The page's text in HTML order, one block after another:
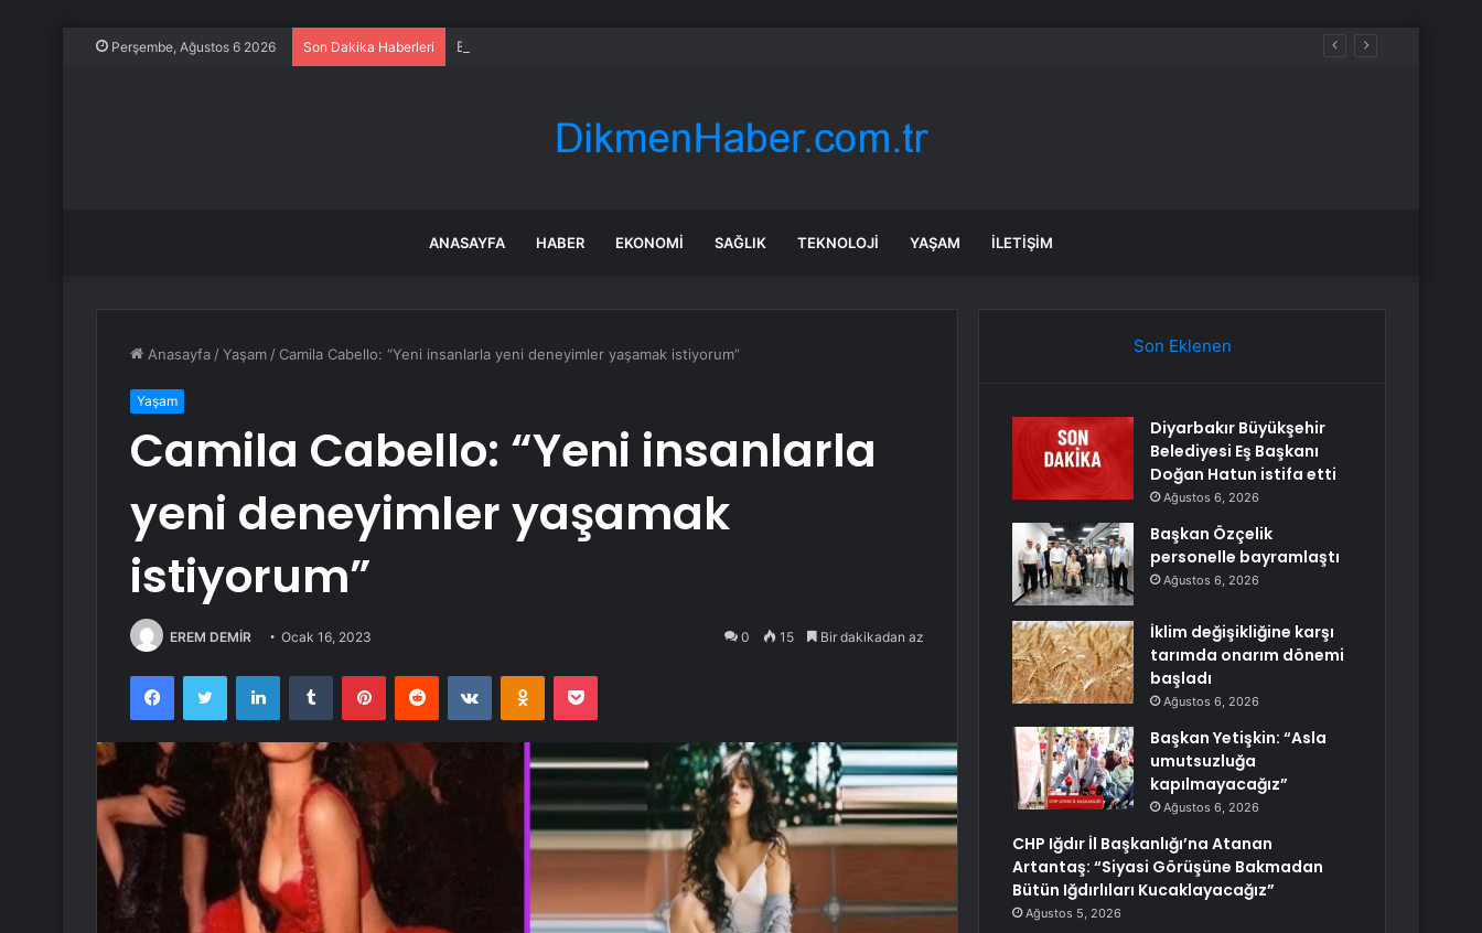
Perşembe, Ağustos 6 2026 Son Dakika Haberleri Başkan Özçelik personelle bayramlaştı
ANASAYFA HABER EKONOMI SAĞLIK TEKNOLOJI YAŞAM İLETIŞIM
Anasayfa /Yaşam / Camila Cabello: “Yeni insanlarla yeni deneyimler yaşamak istiyorum”
Yaşam
Camila Cabello: “Yeni insanlarla
yeni deneyimler yaşamak
istiyorum”
EREM DEMİR Ocak 16, 2023 0 15 Bir dakikadan az
FacebookTwitter LinkedInTumblr PinterestReddit VKontakteOdnoklassniki
Pocket
Son Eklenen
Diyarbakır Büyükşehir
Belediyesi Eş Başkanı
Doğan Hatun istifa etti
Ağustos 6, 2026
Başkan Özçelik
personelle bayramlaştı
Ağustos 6, 2026
İklim değişikliğine karşı
tarımda onarım dönemi
başladı
Ağustos 6, 2026
Başkan Yetişkin: “Asla
umutsuzluğa
kapılmayacağız”
Ağustos 6, 2026
CHP Iğdır İl Başkanlığı’na Atanan
Artantaş: “Siyasi Görüşüne Bakmadan
Bütün Iğdırlıları Kucaklayacağız”
Ağustos 5, 2026